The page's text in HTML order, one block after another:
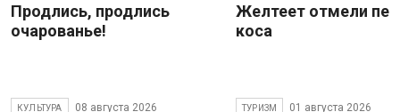
Продлись, продлись
очарованье!
КУЛЬТУРА 08 августа 2026
Желтеет отмели
коса
ТУРИЗМ 01 августа 2026